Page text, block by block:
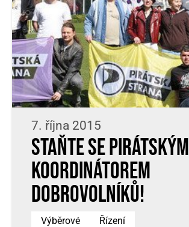
7. října 2015
Staňte se pirátským
koordinátorem
dobrovolníků!
Výběrové Řízení